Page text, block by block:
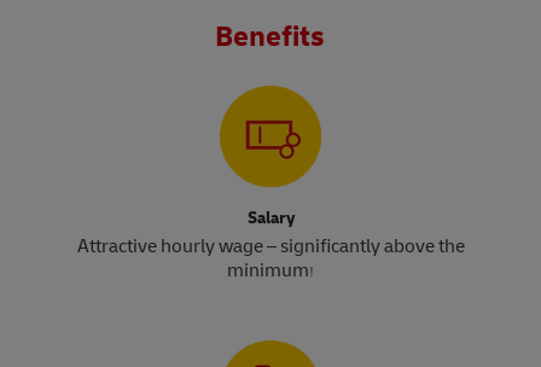
Benefits
Salary
Attractive hourly wage – significantly above the
minimum!​​​​​​​